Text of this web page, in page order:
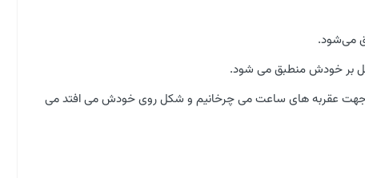
می‌شود.
یا کمتر (وحتی بیشتر) در جهت عقربه های ساعت می چرخانیم و شکل روی خودش می افتد می